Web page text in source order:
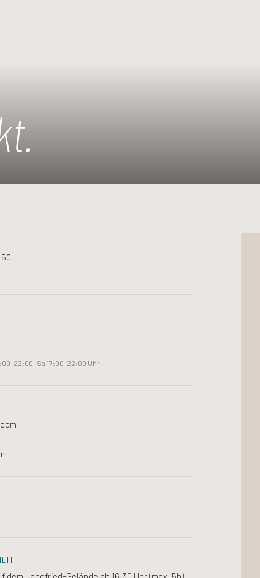
· Sa 17:00–22:00 Uhr